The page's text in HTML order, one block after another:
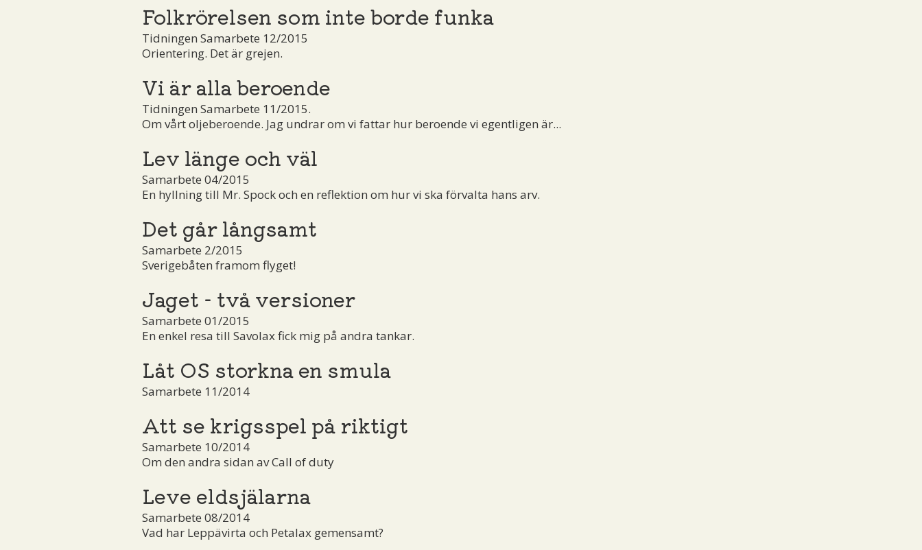
Folkrörelsen som inte borde funka
Tidningen Samarbete 12/2015
Orientering. Det är grejen.
Vi är alla beroende
Tidningen Samarbete 11/2015.
Om vårt oljeberoende. Jag undrar om vi fattar hur beroende vi egentligen är...
Lev länge och väl
Samarbete 04/2015
En hyllning till Mr. Spock och en reflektion om hur vi ska förvalta hans arv.
Det går långsamt
Samarbete 2/2015
Sverigebåten framom flyget!
Jaget - två versioner
Samarbete 01/2015
En enkel resa till Savolax fick mig på andra tankar.
Låt OS storkna en smula
Samarbete 11/2014
Att se krigsspel på riktigt
Samarbete 10/2014
Om den andra sidan av Call of duty
Leve eldsjälarna
Samarbete 08/2014
Vad har Leppävirta och Petalax gemensamt?